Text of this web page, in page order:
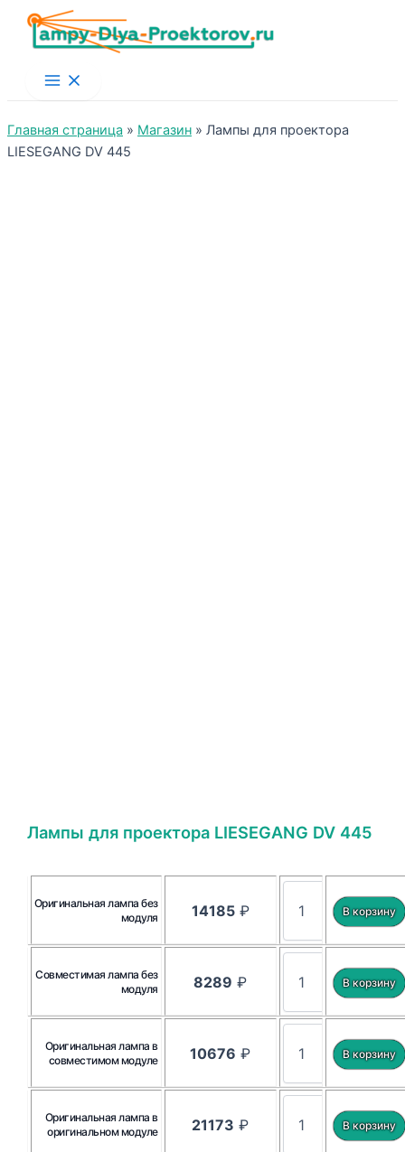
Main
Menu
Главная страница » Магазин » Лампы для проектора
LIESEGANG DV 445
Лампы для проектора LIESEGANG DV 445
Оригинальная лампа без
модуля
14185₽
Совместимая лампа без
модуля
8289 ₽
Оригинальная лампа в
совместимом модуле
10676 ₽
Оригинальная лампа в
оригинальном модуле
21173 ₽